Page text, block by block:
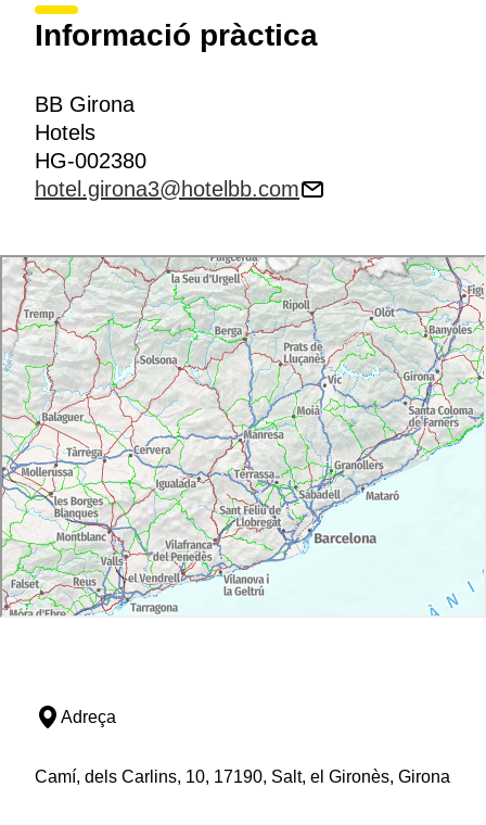
Informació pràctica
BB Girona
Hotels
HG-002380
hotel.girona3@hotelbb.com
Adreça
Camí, dels Carlins, 10, 17190, Salt, el Gironès, Girona